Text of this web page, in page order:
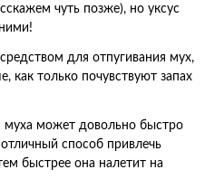
чуть позже), но уксус
для отпугивания мух,
как только почувствуют запах
муха может довольно быстро
способ привлечь
быстрее она налетит на